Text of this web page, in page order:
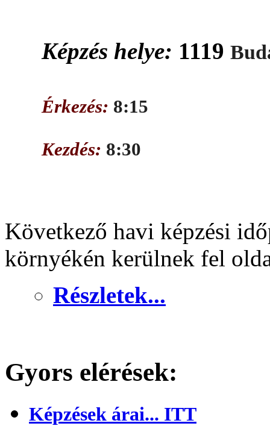
Képzés helye: 1119
Érkezés: 8:15
Kezdés: 8:30
Következő havi képzési
környékén kerülnek fel
Részletek...
Gyors elérések:
Képzések árai... ITT